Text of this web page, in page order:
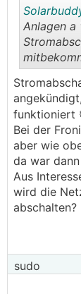
Anlagen
funktioniert
Bei der
aber wie
da war
Aus
wird die
abschalten?
sudo